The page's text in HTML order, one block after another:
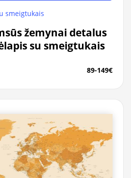
smeigtukais
žemynai detalus
su smeigtukais
89-149€